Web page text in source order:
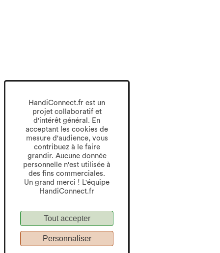
HandiConnect.fr est un
projet collaboratif et
d'intérêt général. En
acceptant les cookies de
mesure d'audience, vous
contribuez à le faire
grandir. Aucune donnée
personnelle n'est utilisée à
des fins commerciales.
Un grand merci ! L'équipe
HandiConnect.fr
Tout accepter
Personnaliser